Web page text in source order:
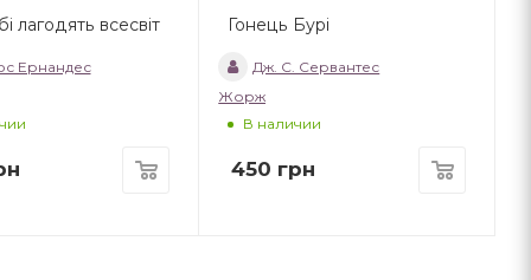
лагодять всесвіт
Ернандес
Гонець Бурі
Дж. С. Сервантес
Жорж
В наличии
450 грн